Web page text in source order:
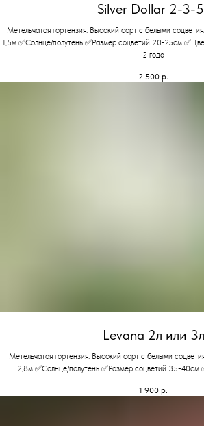
Silver Dollar 2-3-
Метельчатая гортензия. Высокий сорт с белыми
1,5м ✅Солнце/полутень ✅Размер соцветий 20-25см
2 года
2 500 р.
Levana 2л или 3л
Метельчатая гортензия. Высокий сорт с белыми
2,8м ✅Солнце/полутень ✅Размер соцветий 35-40см
1 900 р.